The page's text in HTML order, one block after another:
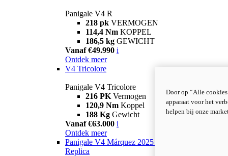
Panigale V4 R
218 pk VERMOGEN
114,4 Nm KOPPEL
186,5 kg GEWICHT
Vanaf €49.990 i
Ontdek meer
V4 Tricolore
Panigale V4 Tricolore
216 PK Vermogen
120,9 Nm Koppel
188 Kg Gewicht
Vanaf €63.000 i
Ontdek meer
Panigale V4 Márquez 2025 World Champion
Replica
Door op “Alle
apparaat voor het
helpen bij onze